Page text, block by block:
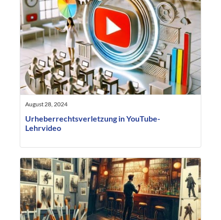
August 28, 2024
Urheberrechtsverletzung in YouTube-
Lehrvideo